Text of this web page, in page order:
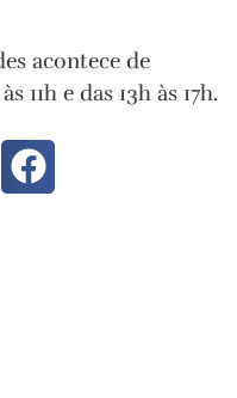
acontece de
11h e das 13h às 17h.